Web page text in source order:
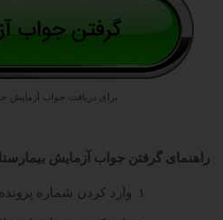
برای دریافت جواب آزمایش
راهنمای گرفتن جواب آزمایش
وارد کردن شماره